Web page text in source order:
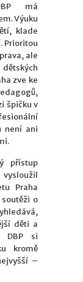
má
Výuku
klade
Prioritou
ale
zve ke
špičku v
není ani
přístup
Praha
o
děti a
DBP si
kromě
–